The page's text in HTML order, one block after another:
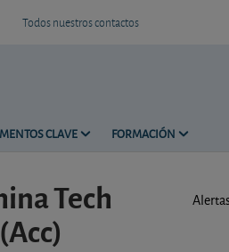
Todos nuestros contactos
CLAVE FORMACIÓN
Tech